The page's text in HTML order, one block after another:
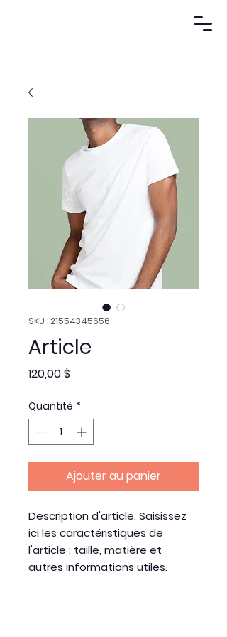
SKU : 21554345656
Article
120,00 $
Quantité *
Ajouter au panier
Description d'article. Saisissez
ici les caractéristiques de
l'article : taille, matière et
autres informations utiles.